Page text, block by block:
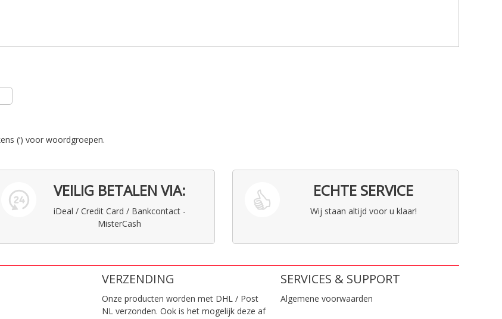
(‘) voor woordgroepen.
VEILIG BETALEN VIA:
iDeal / Credit Card / Bankcontact -
MisterCash
ECHTE SERVICE
Wij staan altijd voor u klaar!
VERZENDING
Onze producten worden met DHL / Post
NL verzonden. Ook is het mogelijk deze af
SERVICES & SUPPORT
Algemene voorwaarden